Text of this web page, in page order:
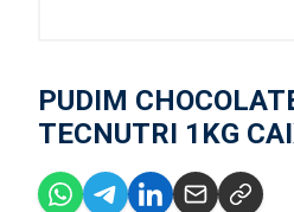
PUDIM
TECNUTRI 1KG